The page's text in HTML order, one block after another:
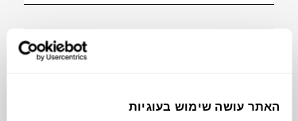
האתר עושה שימוש בעוגיות